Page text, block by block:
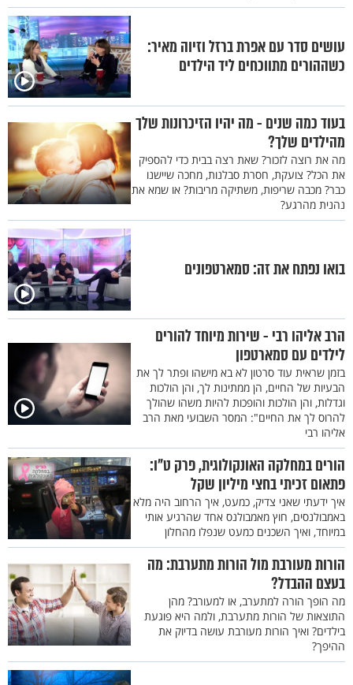
עושים סדר עם אפרת ברזל וזיוה מאיר:
כשההורים מתווכחים ליד הילדים
בעוד כמה שנים - מה יהיו הזיכרונות שלך
מהילדים שלך?
מה את רוצה לזכור? שאת רצה בבית כדי להספיק
את הכל? צועקת, חסרת סבלנות, מחכה שיישנו
כבר? מכבה שריפות, משתיקה מריבות? או שמא את
נהנית מהרגע?
בואו נפתח את זה: סמארטפונים
הרב אליהו רבי - שירות מיוחד להורים
לילדים עם סמארטפון
בזמן שראית עוד סרטון לא בא מישהו ופתר לך את
הבעיות של החיים, הן ממתינות לך, והן הולכות
וגדלות, והן הולכות והופכות להיות משהו שהולך
להרוס לך את החיים": המסר השבועי מאת הרב
אליהו רבי
הורים במחלקה האונקולוגית, פרק ט"ו:
פתאום זכיתי בחצי מיליון שקל
איך ידעתי שאני צדיק, כמעט, איך הרחוב היה מלא
באמבולנסים, חוץ מאמבולנס אחד שהרגיע אותי
במיוחד, ואיך השכנים כמעט שנפלו מהחלון
הורות מעורבת מול הורות מתערבת: מה
בעצם ההבדל?
מה הופך הורה למתערב, או למעורב? מהן
התוצאות של הורות מתערבת, ולמה היא פוגעת
בילדים? ואיך הורות מעורבת עושה בדיוק את
ההיפך?